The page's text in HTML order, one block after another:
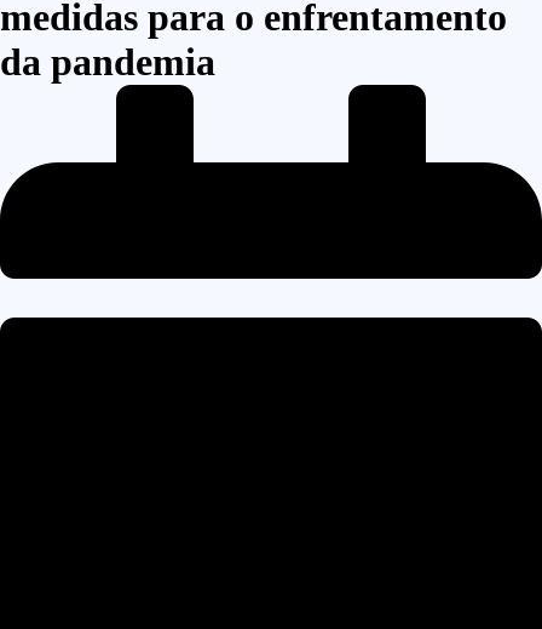
medidas para o enfrentamento
da pandemia